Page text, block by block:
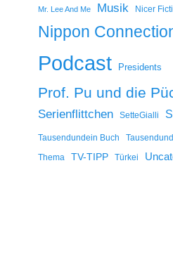
Mr. Lee And Me Musik Nicer
Nippon
Podcast Presidents
Prof. Pu und die
Serienflittchen SetteGialli
Tausendundein Buch
Thema TV-TIPP Türkei